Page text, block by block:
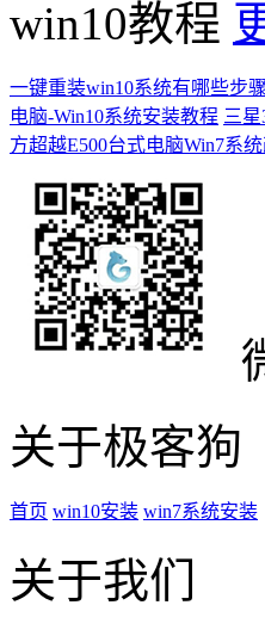
win10教程
一键重装win10系统有哪些步
电脑-Win10系统安装教程 三
方超越E500台式电脑Win7系
关于极客狗
首页 win10安装 win7系统安装
关于我们